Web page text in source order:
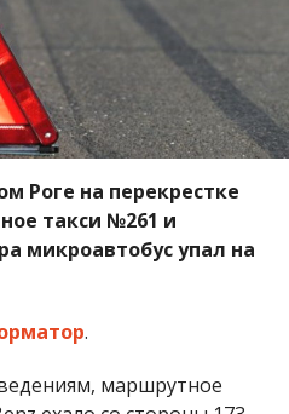
Роге на перекрестке
такси №261 и
микроавтобус упал на
.
маршрутное